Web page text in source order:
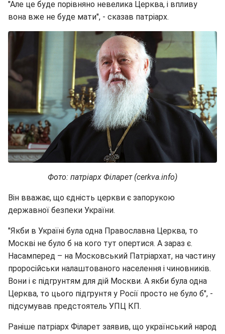
"Але це буде порівняно невелика Церква, і впливу
вона вже не буде мати", - сказав патріарх.
Фото: патріарх Філарет (cerkva.info)
Він вважає, що єдність церкви є запорукою
державної безпеки України.
"Якби в Україні була одна Православна Церква, то
Москві не було б на кого тут опертися. А зараз є.
Насамперед – на Московський Патріархат, на частину
проросійськи налаштованого населення і чиновників.
Вони і є підгрунтям для дій Москви. А якби була одна
Церква, то цього підгрунтя у Росії просто не було б", -
підсумував предстоятель УПЦ КП.
Раніше патріарх Філарет заявив, що український народ